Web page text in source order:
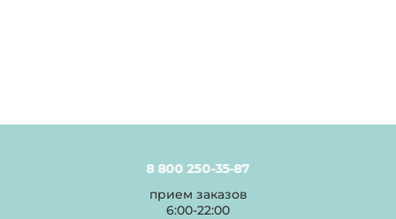
8 800 250-35-87
прием заказов
6:00-22:00